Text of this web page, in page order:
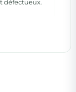
défectueux.